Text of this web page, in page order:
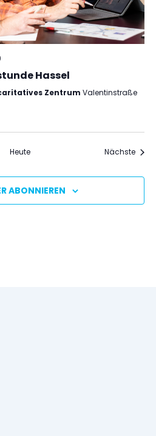
Hassel
Zentrum Valentinstraße
Heute Nächste
ABONNIEREN